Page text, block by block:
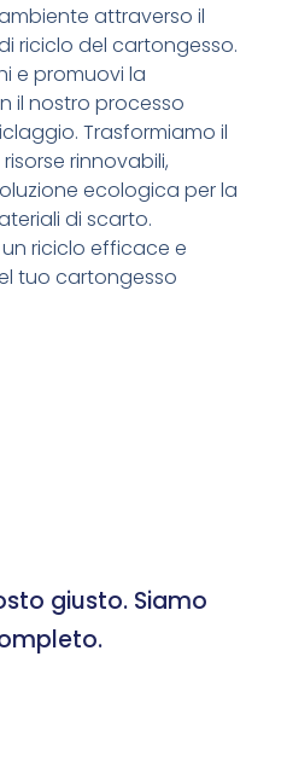
attraverso il
riciclo del cartongesso.
e promuovi la
il nostro processo
Trasformiamo il
rinnovabili,
ecologica per la
di scarto.
riciclo efficace e
tuo cartongesso
giusto. Siamo